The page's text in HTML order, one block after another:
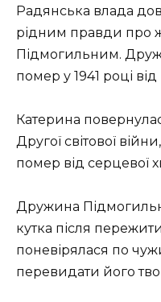
Радянська влада
рідним правди про
Підмогильним.
помер у 1941 році
Катерина
Другої світової
помер від серцевої
Дружина
кутка після
поневірялася по
перевидати його